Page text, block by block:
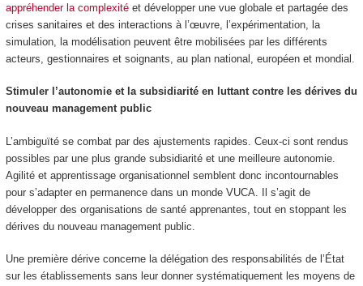
appréhender la complexitéet développer une vue globale et partagée des
crises sanitaires et des interactions à l’œuvre, l’expérimentation, la
simulation, la modélisation peuvent être mobilisées par les différents
acteurs, gestionnaires et soignants, au plan national, européen et mondial.
Stimuler l’autonomie et la subsidiarité en luttant contre les dérives du
nouveau management public
L’ambiguïté se combat par des ajustements rapides. Ceux-ci sont rendus
possibles par une plus grande subsidiarité et une meilleure autonomie.
Agilité et apprentissage organisationnel semblent donc incontournables
pour s’adapter en permanence dans un monde VUCA. Il s’agit de
développer des organisations de santé apprenantes, tout en stoppant les
dérives du nouveau management public.
Une première dérive concerne la délégation des responsabilités de l’État
sur les établissements sans leur donner systématiquement les moyens de